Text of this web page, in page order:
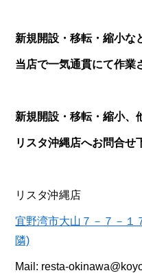
新規開設・移転・縮小な
当店で一気通貫にて作業
新規開設・移転・縮小、
リスタ沖縄店へお問合せ
リスタ沖縄店
宜野湾市大山７－７－１
隣)
Mail: resta-